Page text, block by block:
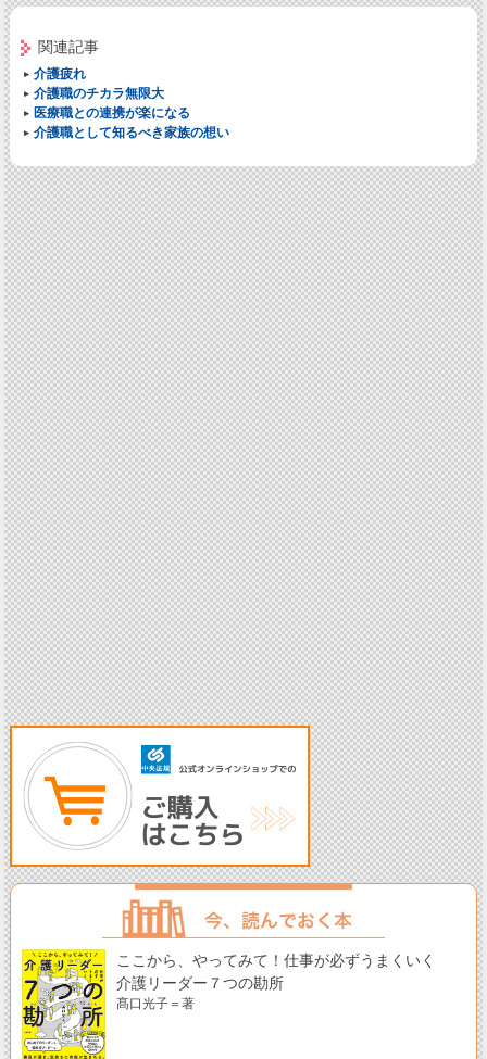
関連記事
介護疲れ
介護職のチカラ無限大
医療職との連携が楽になる
介護職として知るべき家族の想い
ここから、やってみて！仕事が必ずうまくいく
介護リーダー７つの勘所
髙口光子＝著